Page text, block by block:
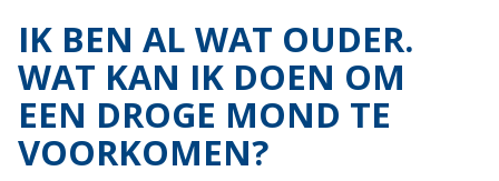
IK BEN AL WAT OUDER.
WAT KAN IK DOEN OM
EEN DROGE MOND TE
VOORKOMEN?